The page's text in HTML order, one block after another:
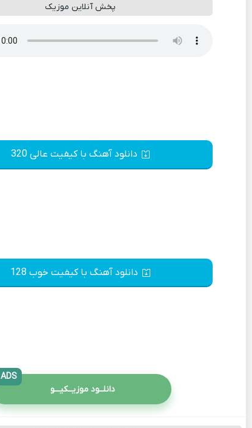
پخش آنلاین موزیک
دانلود آهنگ با کیفیت عالی 320
دانلود آهنگ با کیفیت خوب 128
دانلــود موزیــکیـــو
ADS